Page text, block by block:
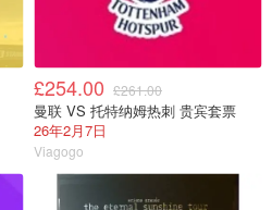
£254.00 £261.00
曼联 VS 托特纳姆热刺 贵宾套票
26年2月7日
Viagogo